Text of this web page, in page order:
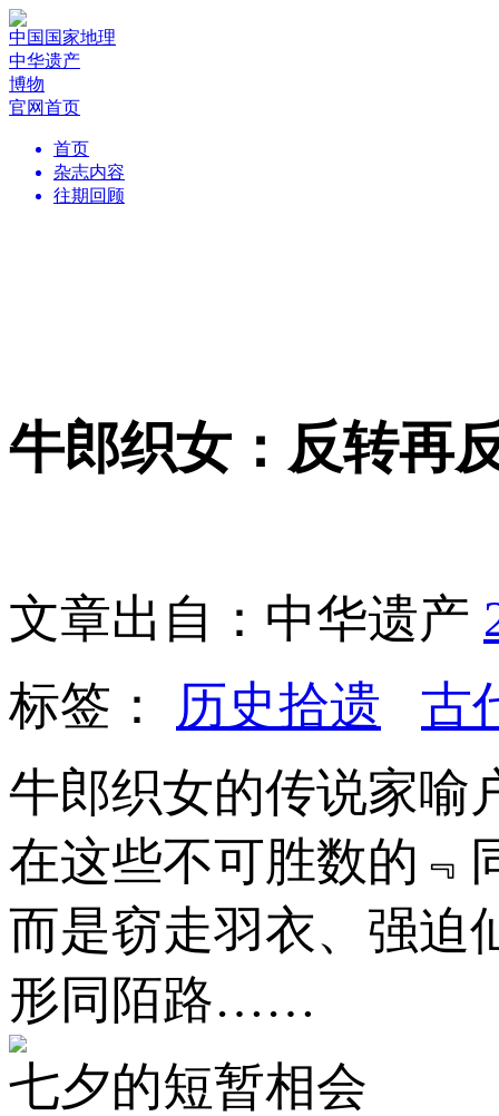
中国国家地理
中华遗产
博物
官网首页
首页
杂志内容
往期回顾
牛郎织女：反转再
文章出自：中华遗产
标签： 历史拾遗
古
牛郎织女的传说家喻
在这些不可胜数的﹃
而是窃走羽衣、强迫
形同陌路……
七夕的短暂相会